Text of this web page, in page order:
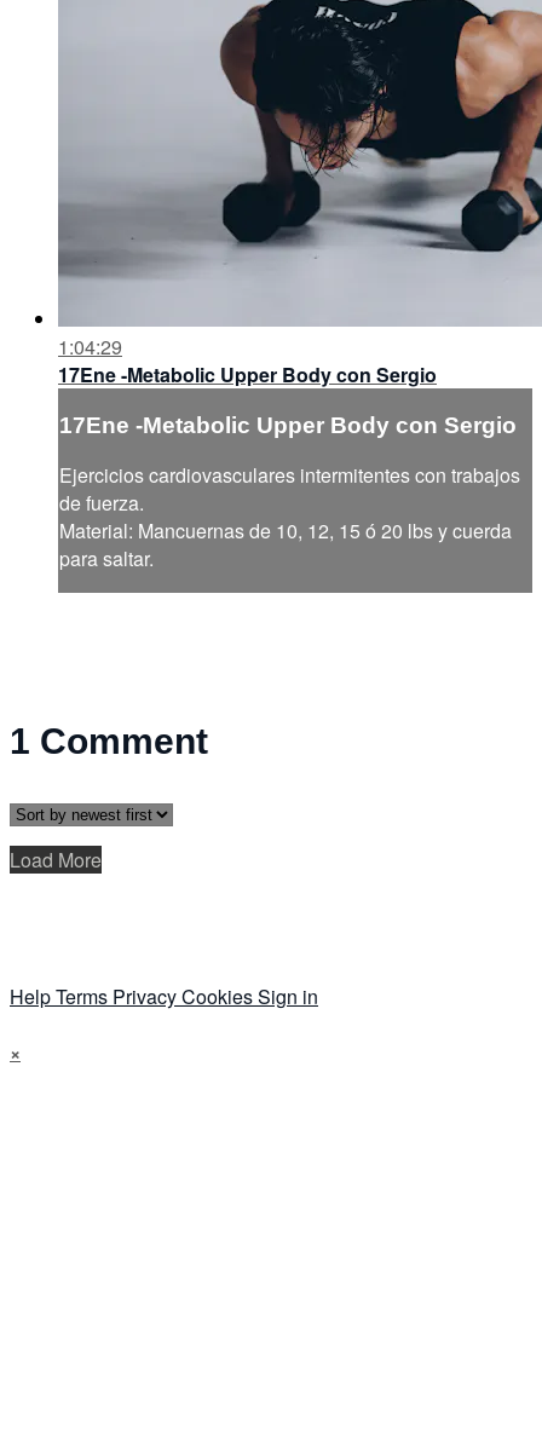
1:04:29
17Ene -Metabolic Upper Body con Sergio
17Ene -Metabolic Upper Body con Sergio
Ejercicios cardiovasculares intermitentes con trabajos
de fuerza.
Material: Mancuernas de 10, 12, 15 ó 20 lbs y cuerda
para saltar.
1 Comment
Load More
HelpTerms PrivacyCookiesSign in
×